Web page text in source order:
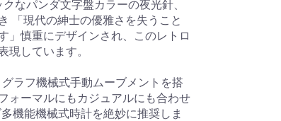
なパンダ文字盤カラーの夜光針、
「現代の紳士の優雅さを失うこと
」慎重にデザインされ、このレトロ
現しています。
ラフ機械式手動ムーブメントを搭
ォーマルにもカジュアルにも合わせ
機能機械式時計を絶妙に推奨しま